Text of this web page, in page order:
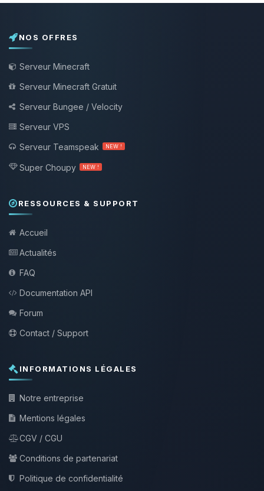
NOS OFFRES
Serveur Minecraft
Serveur Minecraft Gratuit
Serveur Bungee / Velocity
Serveur VPS
Serveur Teamspeak
NEW !
Super Choupy NEW !
RESSOURCES & SUPPORT
Accueil
Actualités
FAQ
Documentation API
Forum
Contact / Support
INFORMATIONS LÉGALES
Notre entreprise
Mentions légales
CGV / CGU
Conditions de partenariat
Politique de confidentialité